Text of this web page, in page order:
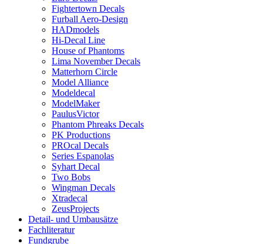
Fightertown Decals
Furball Aero-Design
HADmodels
Hi-Decal Line
House of Phantoms
Lima November Decals
Matterhorn Circle
Model Alliance
Modeldecal
ModelMaker
PaulusVictor
Phantom Phreaks Decals
PK Productions
PROcal Decals
Series Espanolas
Syhart Decal
Two Bobs
Wingman Decals
Xtradecal
ZeusProjects
Detail- und Umbausätze
Fachliteratur
Fundgrube